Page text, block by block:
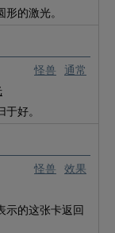
的激光。
怪兽 通常
好。
怪兽 效果
示的这张卡返回